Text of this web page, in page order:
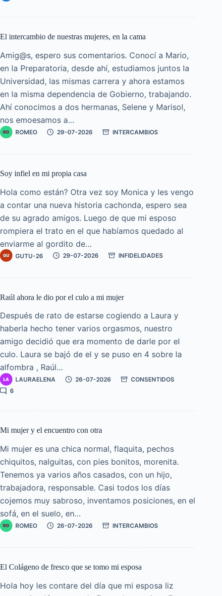
El intercambio de nuestras mujeres, en la cama
Amig@s, espero sus comentarios. Conocí a Mario,
en la Preparatoria, desde ahí, estudiamos juntos la
Universidad, las mismas carrera y ahora estamos
en la misma dependencia de Gobierno, trabajando.
Ahí conocimos a dos hermanas, Selene y Marisol,
nos emoesamos a…
ROMEO 29-07-2026 INTERCAMBIOS
Soy infiel en mi propia casa
Hola como están? Otra vez soy Monica y les vengo
a contar una nueva historia cachonda, espero sea
de su agrado amigos. Luego de que mi esposo
rompiera el trato en el que habíamos quedado al
enviarme al gordito de…
GUTU-26 29-07-2026 INFIDELIDADES
Raúl ahora le dio por el culo a mi mujer
Después de rato de estarse cogiendo a Laura y
haberla hecho tener varios orgasmos, nuestro
amigo decidió que era momento de darle por el
culo. Laura se bajó de el y se puso en 4 sobre la
alfombra , Raúl…
LAURAELENA 26-07-2026
CONSENTIDOS
6
Mi mujer y el encuentro con otra
Mi mujer es una chica normal, flaquita, pechos
chiquitos, nalguitas, con pies bonitos, morenita.
Tenemos ya varios años casados, con un hijo,
trabajadora, responsable. Casi todos los días
cojemos muy sabroso, inventamos posiciones, en el
sofá, en el suelo, en…
ROMEO 26-07-2026 INTERCAMBIOS
El Colágeno de fresco que se tomo mi esposa
Hola hoy les contare del día que mi esposa liz